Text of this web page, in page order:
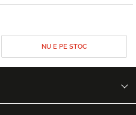
NU E PE STOC